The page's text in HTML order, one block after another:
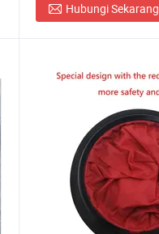
Hubungi Sekarang